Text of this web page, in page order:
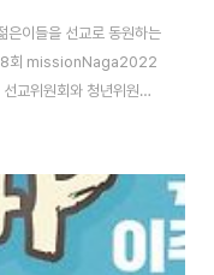
이들을 선교로 동원하는
8회 missionNaga2022
교위원회와 청년위원회
개나라 젊은이들이 참여
하실 일을 기대합니다!